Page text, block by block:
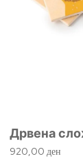
Дрвена
920,00ден